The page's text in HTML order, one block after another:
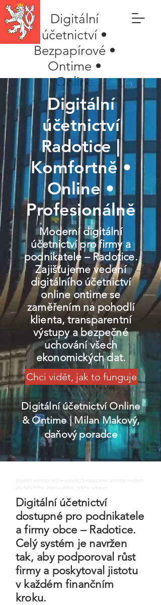
Digitální
účetnictví •
Bezpapírové •
Ontime •
Online
Digitální
účetnictví
Radotice |
Komfortně •
Online •
Profesionálně
Moderní digitální
účetnictví pro firmy a
podnikatele – Radotice.
Zajišťujeme vedení
digitálního účetnictví
online ontime se
zaměřením na pohodlí
klienta, transparentní
výstupy a bezpečné
uchování všech
ekonomických dat.
Chci vidět, jak to funguje
Digitální účetnictví Online
& Ontime| Milan Makový,
daňový poradce
digitalni uctnictvi, online uctnictvi, bezpapirove uctnictvi, moderni
digitalni firma, uctarna online, ontime uctovani
Digitální účetnictví
dostupné pro podnikatele
a firmy obce – Radotice.
Celý systém je navržen
tak, aby podporoval růst
firmy a poskytoval jistotu
v každém finančním
kroku.